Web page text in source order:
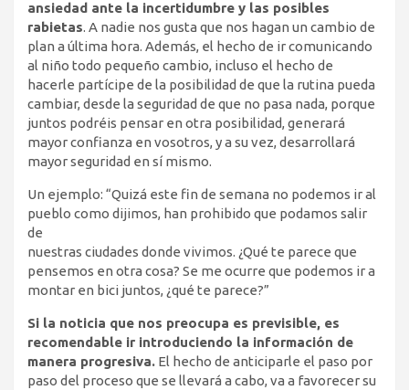
ansiedad ante la incertidumbre y las posibles
rabietas. A nadie nos gusta que nos hagan un cambio de
plan a última hora. Además, el hecho de ir comunicando
al niño todo pequeño cambio, incluso el hecho de
hacerle partícipe de la posibilidad de que la rutina pueda
cambiar, desde la seguridad de que no pasa nada, porque
juntos podréis pensar en otra posibilidad, generará
mayor confianza en vosotros, y a su vez, desarrollará
mayor seguridad en sí mismo.
Un ejemplo: “Quizá este fin de semana no podemos ir al
pueblo como dijimos, han prohibido que podamos salir
de
nuestras ciudades donde vivimos. ¿Qué te parece que
pensemos en otra cosa? Se me ocurre que podemos ir a
montar en bici juntos, ¿qué te parece?”
Si la noticia que nos preocupa es previsible, es
recomendable ir introduciendo la información de
manera progresiva. El hecho de anticiparle el paso por
paso del proceso que se llevará a cabo, va a favorecer su